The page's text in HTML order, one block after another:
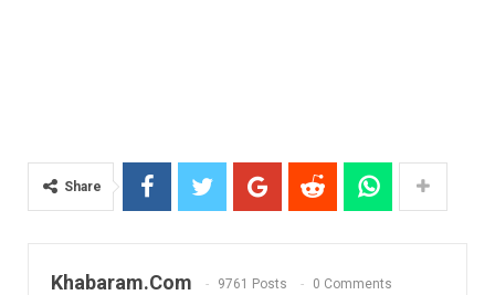
Share
Khabaram.Com 9761 Posts 0 Comments